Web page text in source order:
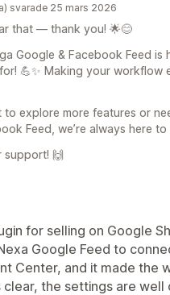
svarade 25 mars 2026
that — thank you! 🌟😊
Google & Facebook Feed
💪✨ Making your workflow
explore more features or
Feed, we’re always here
support! 🙌
for selling on Google
Google Feed to
Center, and it made the
clear, the settings are